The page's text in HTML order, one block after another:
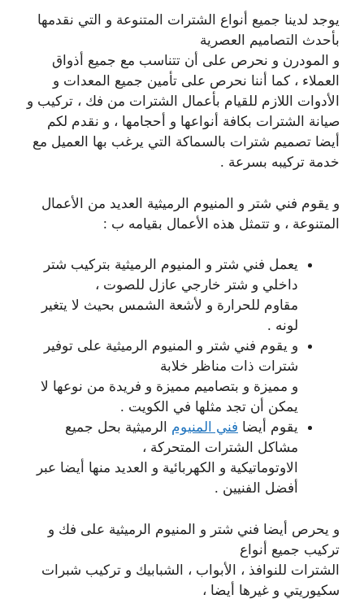
يوجد لدينا جميع أنواع الشترات المتنوعة و التي نقدمها
بأحدث التصاميم العصرية
و المودرن و نحرص على أن تتناسب مع جميع أذواق
العملاء ، كما أننا نحرص على تأمين جميع المعدات و
الأدوات اللازم للقيام بأعمال الشترات من فك ، تركيب و
صيانة الشترات بكافة أنواعها و أحجامها ، و نقدم لكم
أيضا تصميم شترات بالسماكة التي يرغب بها العميل مع
خدمة تركيبه بسرعة .
و يقوم فني شتر و المنيوم الرميثية العديد من الأعمال
المتنوعة ، و تتمثل هذه الأعمال بقيامه ب :
يعمل فني شتر و المنيوم الرميثية بتركيب شتر
داخلي و شتر خارجي عازل للصوت ،
مقاوم للحرارة و لأشعة الشمس بحيث لا يتغير
لونه .
و يقوم فني شتر و المنيوم الرميثية على توفير
شترات ذات مناظر خلابة
و مميزة و بتصاميم مميزة و فريدة من نوعها لا
يمكن أن تجد مثلها في الكويت .
يقوم أيضا فني المنيوم الرميثية بحل جميع
مشاكل الشترات المتحركة ،
الاوتوماتيكية و الكهربائية و العديد منها أيضا عبر
أفضل الفنيين .
و يحرص أيضا فني شتر و المنيوم الرميثية على فك و
تركيب جميع أنواع
الشترات للنوافذ ، الأبواب ، الشبابيك و تركيب شبرات
سكيوريتي و غيرها أيضا ،